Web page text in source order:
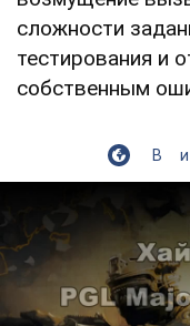
сложности
тестирования и
собственным